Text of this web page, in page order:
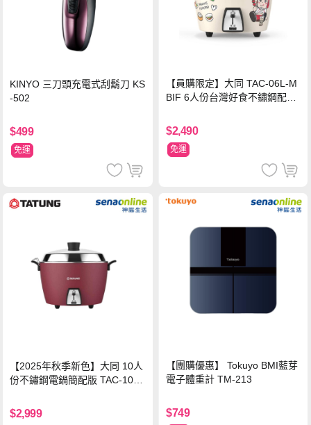
KINYO 三刀頭充電式刮鬍刀 KS
-502
$499
免運
【員購限定】大同 TAC-06L-M
BIF 6人份台灣好食不鏽鋼配件
$2,490
免運
【2025年秋季新色】大同 10人
份不鏽鋼電鍋簡配版 TAC-10L-
$2,999
【團購優惠】 Tokuyo BMI藍芽
電子體重計 TM-213
$749